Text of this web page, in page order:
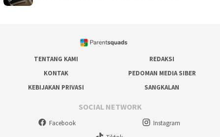
TENTANG KAMI
REDAKSI
KONTAK
PEDOMAN MEDIA SIBER
KEBIJAKAN PRIVASI
SANGKALAN
SOCIAL NETWORK
Facebook
Instagram